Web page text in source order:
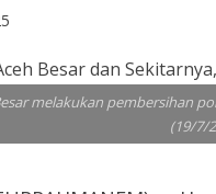
melakukan pembersihan
(19/7/